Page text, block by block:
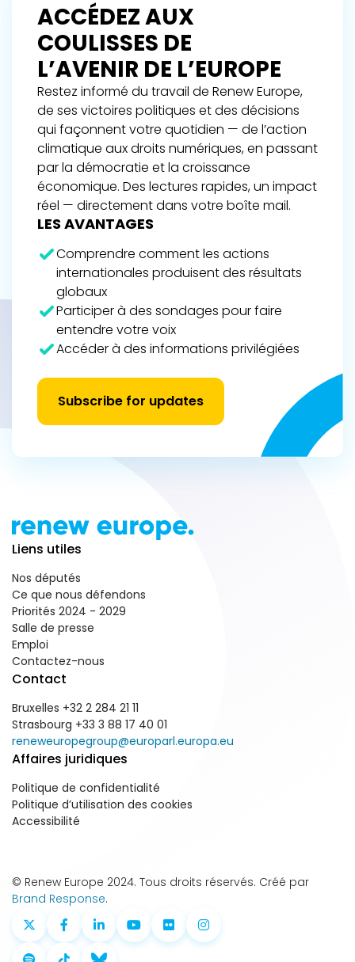
ACCÉDEZ AUX
COULISSES DE
L’AVENIR DE L’EUROPE
Restez informé du travail de Renew Europe,
de ses victoires politiques et des décisions
qui façonnent votre quotidien — de l’action
climatique aux droits numériques, en passant
par la démocratie et la croissance
économique. Des lectures rapides, un impact
réel — directement dans votre boîte mail.
LES AVANTAGES
Comprendre comment les actions
internationales produisent des résultats
globaux
Participer à des sondages pour faire
entendre votre voix
Accéder à des informations privilégiées
Subscribe for updates
Liens utiles
Nos députés
Ce que nous défendons
Priorités 2024 - 2029
Salle de presse
Emploi
Contactez-nous
Contact
Bruxelles +32 2 284 21 11
Strasbourg +33 3 88 17 40 01
reneweuropegroup@europarl.europa.eu
Affaires juridiques
Politique de confidentialité
Politique d’utilisation des cookies
Accessibilité
© Renew Europe 2024. Tous droits réservés. Créé par
Brand Response.